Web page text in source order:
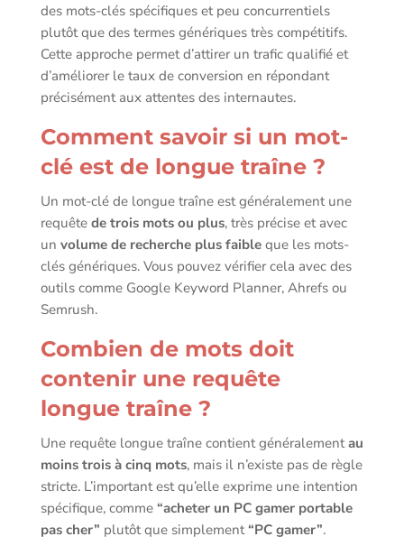
des mots-clés spécifiques et peu concurrentiels
plutôt que des termes génériques très compétitifs.
Cette approche permet d’attirer un trafic qualifié et
d’améliorer le taux de conversion en répondant
précisément aux attentes des internautes.
Comment savoir si un mot-
clé est de longue traîne ?
Un mot-clé de longue traîne est généralement une
requête de trois mots ou plus, très précise et avec
un volume de recherche plus faibleque les mots-
clés génériques. Vous pouvez vérifier cela avec des
outils comme Google Keyword Planner, Ahrefs ou
Semrush.
Combien de mots doit
contenir une requête
longue traîne ?
Une requête longue traîne contient généralementau
moins trois à cinq mots, mais il n’existe pas de règle
stricte. L’important est qu’elle exprime une intention
spécifique, comme “acheter un PC gamer portable
pas cher” plutôt que simplement“PC gamer”.